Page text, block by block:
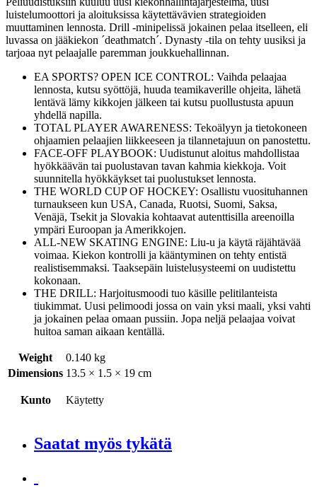
luistelumoottori ja aloituksissa käytettävävien strategioiden
muuttaminen lennosta. Drill -minipelissä jokainen pelaa itselleen, eli
luvassa on jääkiekon ´deathmatch´. Dynasty -tila on tehty uusiksi ja
tarjoaa nyt pelaajalle paremman joukkuehallinnan.
EA SPORTS? OPEN ICE CONTROL: Vaihda pelaajaa
lennosta, kutsu syöttöjä, huuda teamikaverille ohjeita, lähetä
lentävä lämy kikkojen jälkeen tai kutsu puollustusta apuun
yhdellä napilla.
TOTAL PLAYER AWARENESS: Tekoälyyn ja tietokoneen
ohjaamien pelaajien liikkeeseen ja tilannetajuun on panostettu.
FACE-OFF PLAYBOOK: Uudistunut aloitus mahdollistaa
hyökkäävän tai puolustavan tavan kahmia kiekkoja. Voit
suunnitella hyökkäykset tai puolustukset lennosta.
THE WORLD CUP OF HOCKEY: Osallistu vuosituhannen
turnaukseen kun USA, Canada, Ruotsi, Suomi, Saksa,
Venäjä, Tsekit ja Slovakia kohtaavat autenttisilla areenoilla
ympäri Euroopan ja Amerikkojen.
ALL-NEW SKATING ENGINE: Liu-u ja käytä räjähtävää
voimaa. Kiekon kontrolli ja kääntyminen on tehty entistä
realistisemmaksi. Taaksepäin luistelusysteemi on uudistettu
kokonaan.
THE DRILL: Harjoitusmoodi tuo käsille pelitilanteista
tiukimmat. Uusi pelimoodi jossa on vain yksi maali, yksi vahti
ja jokainen pelaa omaan pussiin. Jopa neljä pelaajaa voivat
huitoa saman aikaan kentällä.
Weight
0.140 kg
Dimensions 13.5 × 1.5 × 19 cm
Kunto Käytetty
Saatat myös tykätä